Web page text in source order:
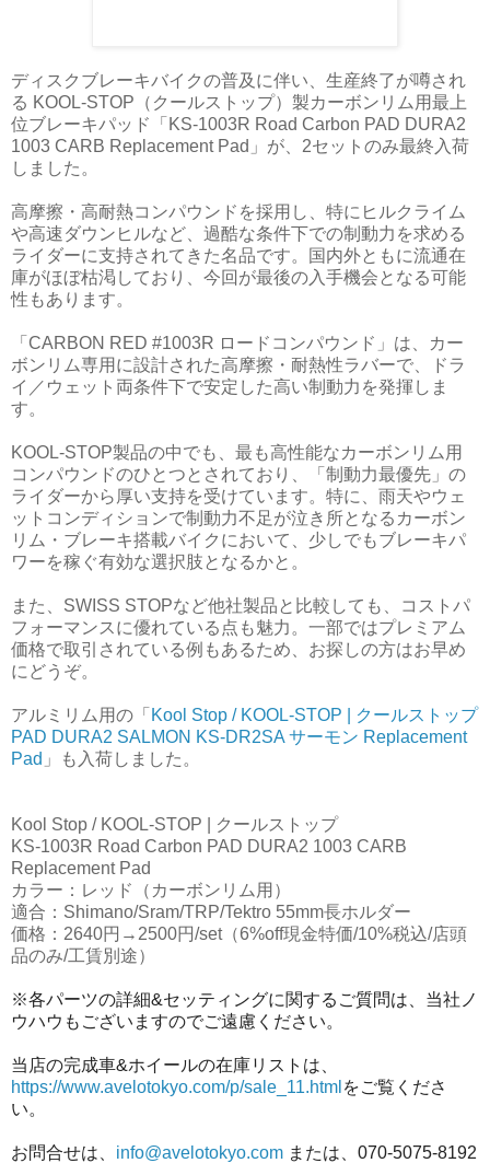
ディスクブレーキバイクの普及に伴い、生産終了が噂され
る KOOL-STOP（クールストップ）製カーボンリム用最上
位ブレーキパッド「KS-1003R Road Carbon PAD DURA2
1003 CARB Replacement Pad」が、2セットのみ最終入荷
しました。
高摩擦・高耐熱コンパウンドを採用し、特にヒルクライム
や高速ダウンヒルなど、過酷な条件下での制動力を求める
ライダーに支持されてきた名品です。国内外ともに流通在
庫がほぼ枯渇しており、今回が最後の入手機会となる可能
性もあります。
「CARBON RED #1003R ロードコンパウンド」は、カー
ボンリム専用に設計された高摩擦・耐熱性ラバーで、ドラ
イ／ウェット両条件下で安定した高い制動力を発揮しま
す。
KOOL-STOP製品の中でも、最も高性能なカーボンリム用
コンパウンドのひとつとされており、「制動力最優先」の
ライダーから厚い支持を受けています。特に、雨天やウェ
ットコンディションで制動力不足が泣き所となるカーボン
リム・ブレーキ搭載バイクにおいて、少しでもブレーキパ
ワーを稼ぐ有効な選択肢となるかと。
また、SWISS STOPなど他社製品と比較しても、コストパ
フォーマンスに優れている点も魅力。一部ではプレミアム
価格で取引されている例もあるため、お探しの方はお早め
にどうぞ。
アルミリム用の「 Kool Stop / KOOL-STOP | クールストップ
PAD DURA2 SALMON KS-DR2SA サーモン Replacement
Pad 」も入荷しました。
Kool Stop / KOOL-STOP | クールストップ
KS-1003R Road Carbon PAD DURA2 1003 CARB
Replacement Pad
カラー：レッド（カーボンリム用）
適合：Shimano/Sram/TRP/Tektro 55mm長ホルダー
価格：2640円→2500円/set（6%off現金特価/10%税込/店頭
品のみ/工賃別途）
※各パーツの詳細&セッティングに関するご質問は、当社ノ
ウハウもございますのでご遠慮ください。
当店の完成車&ホイールの在庫リストは、
https://www.avelotokyo.com/p/sale_11.html をご覧くださ
い。
お問合せは、 info@avelotokyo.com または、070-5075-8192